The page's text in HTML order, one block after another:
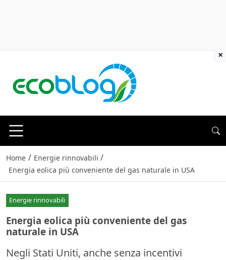
Home / Energie rinnovabili /
Energia eolica più conveniente del gas naturale in USA
Energie rinnovabili
Energia eolica più conveniente del gas
naturale in USA
Negli Stati Uniti, anche senza incentivi
×